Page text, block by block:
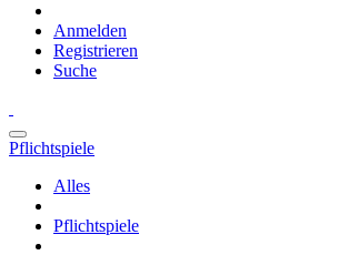
Anmelden
Registrieren
Suche
Pflichtspiele
Alles
Pflichtspiele